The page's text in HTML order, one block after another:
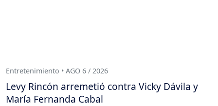
Entretenimiento • AGO 6 / 2026
Levy Rincón arremetió contra Vicky Dávila y
María Fernanda Cabal